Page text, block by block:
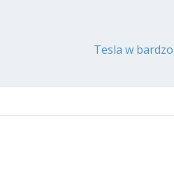
Tesla w